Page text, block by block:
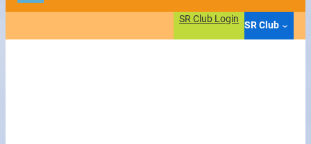
SR Club Login
SR Club